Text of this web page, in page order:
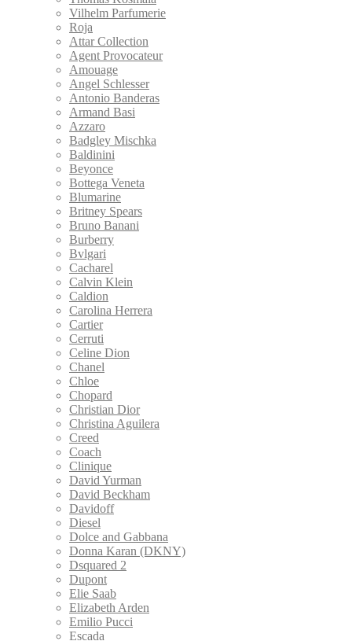
Vilhelm Parfumerie
Roja
Attar Collection
Agent Provocateur
Amouage
Angel Schlesser
Antonio Banderas
Armand Basi
Azzaro
Badgley Mischka
Baldinini
Beyonce
Bottega Veneta
Blumarine
Britney Spears
Bruno Banani
Burberry
Bvlgari
Cacharel
Calvin Klein
Caldion
Carolina Herrera
Cartier
Cerruti
Celine Dion
Chanel
Chloe
Chopard
Christian Dior
Christina Aguilera
Creed
Coach
Clinique
David Yurman
David Beckham
Davidoff
Diesel
Dolce and Gabbana
Donna Karan (DKNY)
Dsquared 2
Dupont
Elie Saab
Elizabeth Arden
Emilio Pucci
Escada